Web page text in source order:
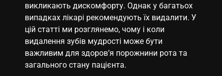
викликають дискомфорту. Однак у багатьох
випадках лікарі рекомендують їх видалити. У
цій статті ми розглянемо, чому і коли
видалення зубів мудрості може бути
важливим для здоров’я порожнини рота та
загального стану пацієнта.